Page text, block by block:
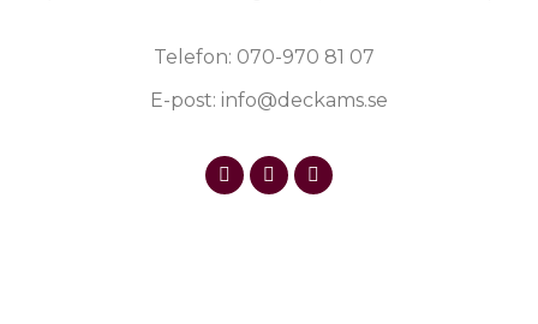
Telefon: 070-970 81 07
E-post: info@deckams.se